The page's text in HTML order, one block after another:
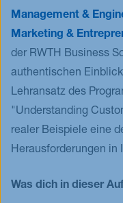
Management &
Marketing &
der RWTH Business
authentischen
Lehransatz des
"Understanding
realer Beispiele eine
Herausforderungen in
Was dich in dieser